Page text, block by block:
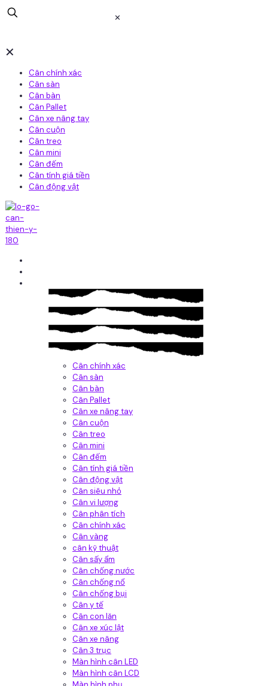
✕
✕
Cân chính xác
Cân sàn
Cân bàn
Cân Pallet
Cân xe nâng tay
Cân cuộn
Cân treo
Cân mini
Cân đếm
Cân tính giá tiền
Cân động vật
Cân chính xác
Cân sàn
Cân bàn
Cân Pallet
Cân xe nâng tay
Cân cuộn
Cân treo
Cân mini
Cân đếm
Cân tính giá tiền
Cân động vật
Cân siêu nhỏ
Cân vi lượng
Cân phân tích
Cân chính xác
Cân vàng
cân kỹ thuật
Cân sấy ẩm
Cân chống nước
Cân chống nổ
Cân chống bụi
Cân y tế
Cân con lăn
Cân xe xúc lật
Cân xe nâng
Cân 3 trục
Màn hình cân LED
Màn hình cân LCD